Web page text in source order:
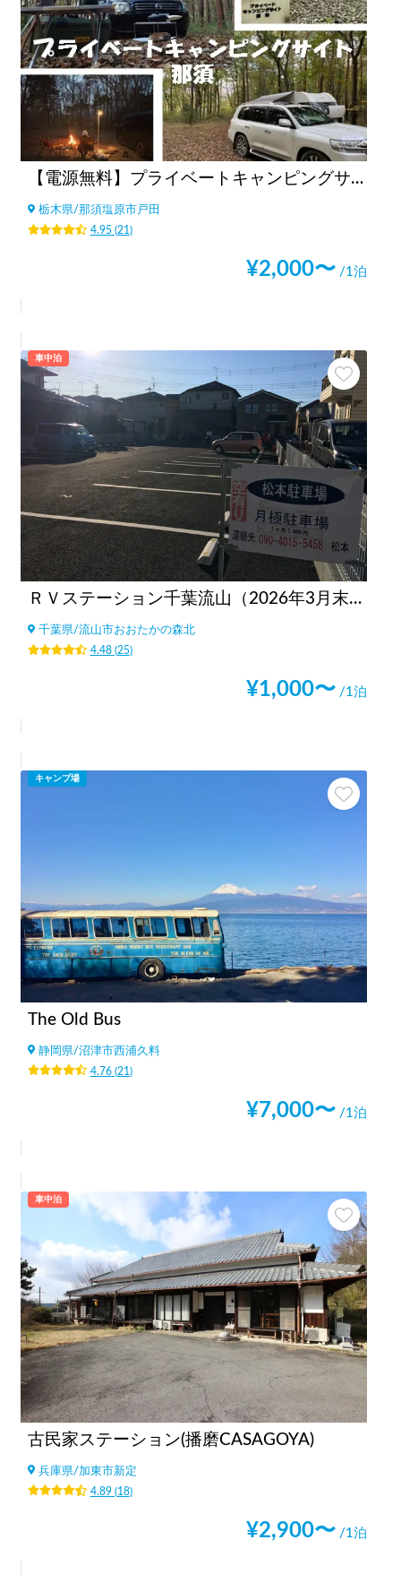
【電源無料】プライベートキャンピングサイト那須
栃木県/那須塩原市戸田
4.95(21 )
¥2,000〜 /1泊
車中泊
ＲＶステーション千葉流山（2026年3月末閉鎖）
千葉県/流山市おおたかの森北
4.48(25)
¥1,000〜 /1泊
キャンプ場
The Old Bus
静岡県/沼津市西浦久料
4.76(21 )
¥7,000〜 /1泊
車中泊
古民家ステーション(播磨CASAGOYA)
兵庫県/加東市新定
4.89(18)
¥2,900〜 /1泊